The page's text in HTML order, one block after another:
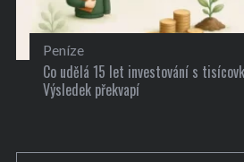
Peníze
Co udělá 15 let investování s
Výsledek překvapí